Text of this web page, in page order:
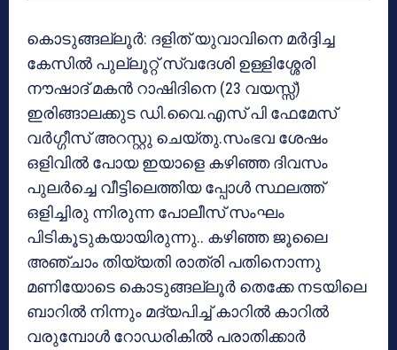
കൊടുങ്ങല്ലൂര്‍: ദളിത് യുവാവിനെ മര്‍ദ്ദിച്ച
കേസില്‍ പുല്ലൂറ്റ് സ്വദേശി ഉള്ളിശ്ശേരി
നൗഷാദ് മകന്‍ റാഷിദിനെ (23 വയസ്സ്)
ഇരിങ്ങാലക്കുട ഡി.വൈ.എസ് പി ഫേമേസ്
വര്‍ഗ്ഗീസ് അറസ്റ്റു ചെയ്തു.സംഭവ ശേഷം
ഒളിവില്‍ പോയ ഇയാളെ കഴിഞ്ഞ ദിവസം
പുലര്‍ച്ചെ വീട്ടിലെത്തിയ പ്പോള്‍ സ്ഥലത്ത്
ഒളിച്ചിരു ന്നിരുന്ന പോലീസ് സംഘം
പിടികൂടുകയായിരുന്നു.. കഴിഞ്ഞ ജൂലൈ
അഞ്ചാം തിയ്യതി രാത്രി പതിനൊന്നു
മണിയോടെ കൊടുങ്ങല്ലൂര്‍ തെക്കേ നടയിലെ
ബാറില്‍ നിന്നും മദ്യപിച്ച് കാറില്‍ കാറില്‍
വരുമ്പോള്‍ റോഡരികില്‍ പരാതിക്കാര്‍